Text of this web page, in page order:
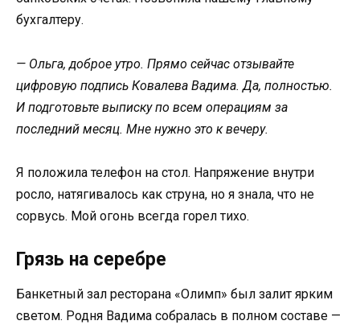
бухгалтеру.
— Ольга, доброе утро. Прямо сейчас отзывайте
цифровую подпись Ковалева Вадима. Да, полностью.
И подготовьте выписку по всем операциям за
последний месяц. Мне нужно это к вечеру.
Я положила телефон на стол. Напряжение внутри
росло, натягивалось как струна, но я знала, что не
сорвусь. Мой огонь всегда горел тихо.
Грязь на серебре
Банкетный зал ресторана «Олимп» был залит ярким
светом. Родня Вадима собралась в полном составе —